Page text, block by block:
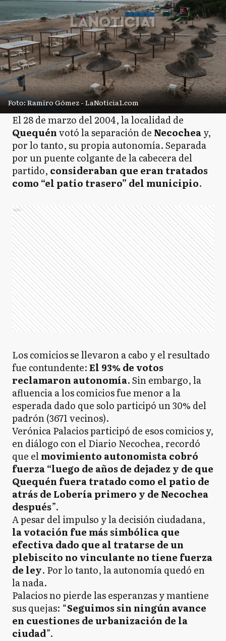
Foto: Ramiro Gómez - LaNoticia1.com
El 28 de marzo del 2004, la localidad de
Quequénvotó la separación de Necocheay,
por lo tanto, su propia autonomía. Separada
por un puente colgante de la cabecera del
partido, consideraban que eran tratados
como “el patio trasero” del municipio.
Ads
Los comicios se llevaron a cabo y el resultado
fue contundente:El 93% de votos
reclamaron autonomía. Sin embargo, la
afluencia a los comicios fue menor a la
esperada dado que solo participó un 30% del
padrón (3671 vecinos).
Verónica Palacios participó de esos comicios y,
en diálogo con el Diario Necochea, recordó
que elmovimiento autonomista cobró
fuerza “luego de años de dejadez y de que
Quequén fuera tratado como el patio de
atrás de Lobería primero y de Necochea
después”.
A pesar del impulso y la decisión ciudadana,
la votación fue más simbólica que
efectiva dado que al tratarse de un
plebiscito no vinculante no tiene fuerza
de ley. Por lo tanto, la autonomía quedó en
la nada.
Palacios no pierde las esperanzas y mantiene
sus quejas: “Seguimos sin ningún avance
en cuestiones de urbanización de la
ciudad”.